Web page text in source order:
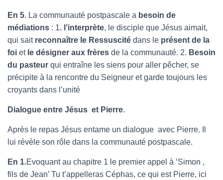
En 5. La communauté postpascale a besoin de
médiations : 1. l’interprète, le disciple que Jésus aimait,
qui sait reconnaître le Ressuscité dans le présent de la
foi et le désigner aux frères de la communauté. 2. Besoin
du pasteur qui entraîne les siens pour aller pêcher, se
précipite à la rencontre du Seigneur et garde toujours les
croyants dans l’unité
Dialogue entre Jésus et Pierre.
Après le repas Jésus entame un dialogue avec Pierre. Il
lui révèle son rôle dans la communauté postpascale.
En 1.Evoquant au chapitre 1 le premier appel à ‘Simon ,
fils de Jean’ Tu t’appelleras Céphas, ce qui est Pierre, ici